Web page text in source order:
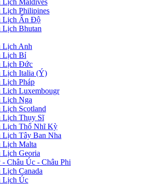
Lịch Philipines
Lịch Ấn Độ
Lịch Bhutan
Lịch Anh
Lịch Bỉ
Lịch Đức
Lịch Italia (Ý)
Lịch Pháp
Lich Luxembougr
Lịch Nga
Lịch Scotland
Lịch Thụy Sĩ
Lịch Thổ Nhĩ Kỳ
Lịch Tây Ban Nha
Lịch Malta
Lịch Georia
Châu Úc - Châu Phi
Lịch Canada
Lịch Úc